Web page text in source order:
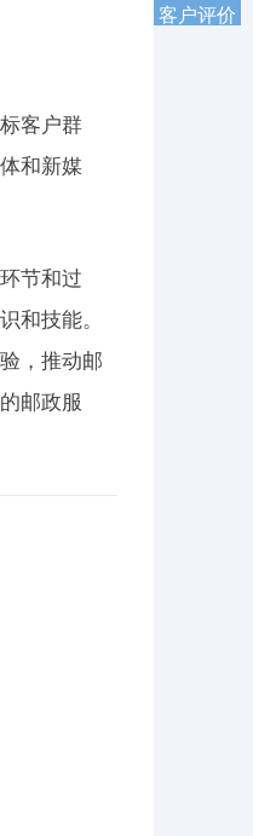
客户群
和新媒
节和过
和技能。
，推动邮
邮政服
客户评价